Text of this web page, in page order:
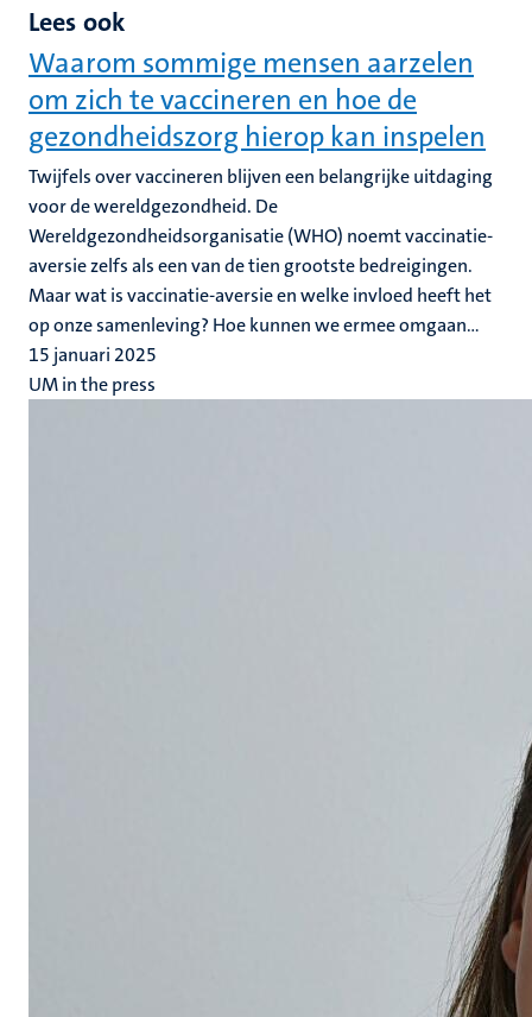
Lees ook
Waarom sommige mensen aarzelen
om zich te vaccineren en hoe de
gezondheidszorg hierop kan inspelen
Twijfels over vaccineren blijven een belangrijke uitdaging
voor de wereldgezondheid. De
Wereldgezondheidsorganisatie (WHO) noemt vaccinatie-
aversie zelfs als een van de tien grootste bedreigingen.
Maar wat is vaccinatie-aversie en welke invloed heeft het
op onze samenleving? Hoe kunnen we ermee omgaan...
15 januari 2025
UM in the press